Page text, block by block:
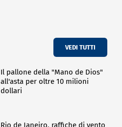
VEDI TUTTI
Il pallone della "Mano de Dios"
all'asta per oltre 10 milioni
dollari
Rio de Janeiro, raffiche di vento